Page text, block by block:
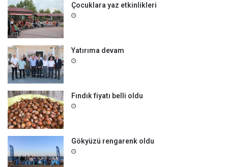
Çocuklara yaz etkinlikleri
Yatırıma devam
Fındık fiyatı belli oldu
Gökyüzü rengarenk oldu